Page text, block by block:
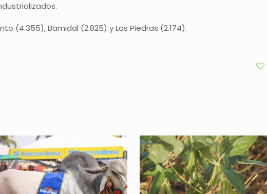
(4.355), Bamidal (2.825) y Las Piedras (2.174).